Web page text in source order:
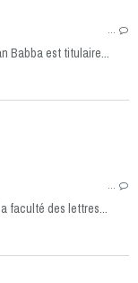
…
Babba est titulaire...
…
faculté des lettres...